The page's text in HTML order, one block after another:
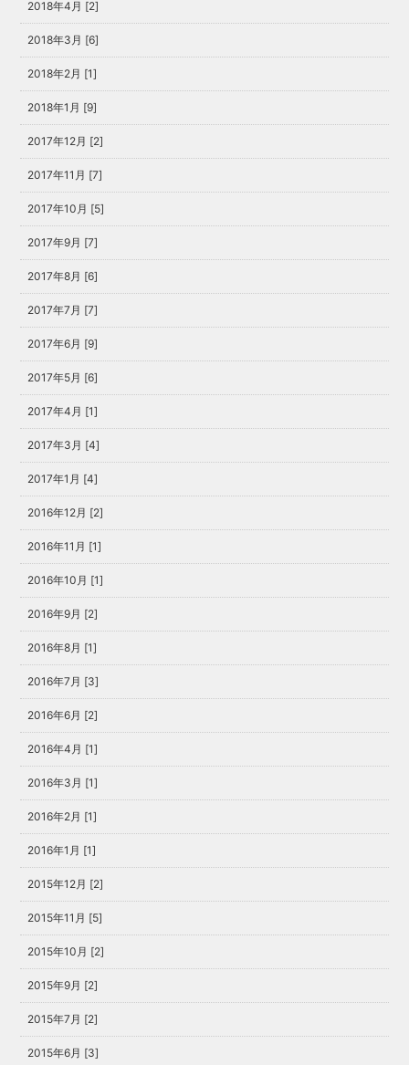
2018年4月 [2]
2018年3月 [6]
2018年2月 [1]
2018年1月 [9]
2017年12月 [2]
2017年11月 [7]
2017年10月 [5]
2017年9月 [7]
2017年8月 [6]
2017年7月 [7]
2017年6月 [9]
2017年5月 [6]
2017年4月 [1]
2017年3月 [4]
2017年1月 [4]
2016年12月 [2]
2016年11月 [1]
2016年10月 [1]
2016年9月 [2]
2016年8月 [1]
2016年7月 [3]
2016年6月 [2]
2016年4月 [1]
2016年3月 [1]
2016年2月 [1]
2016年1月 [1]
2015年12月 [2]
2015年11月 [5]
2015年10月 [2]
2015年9月 [2]
2015年7月 [2]
2015年6月 [3]